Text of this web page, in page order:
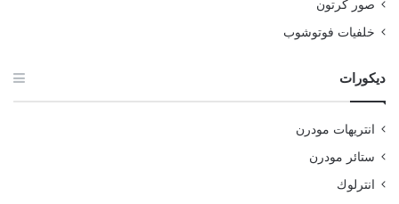
صور كرتون
خلفيات فوتوشوب
ديكورات
انتريهات مودرن
ستائر مودرن
انترلوك